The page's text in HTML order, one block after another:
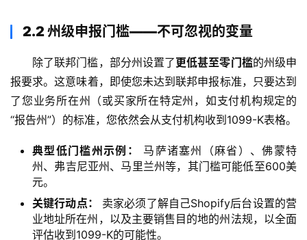
2.2 州级申报门槛——不可忽视的变量
除了联邦门槛，部分州设置了更低甚至零门槛的州级申
报要求。这意味着，即使您未达到联邦申报标准，只要达到
了您业务所在州（或买家所在特定州，如支付机构规定的
“报告州”）的标准，您依然会从支付机构收到1099-K表格。
典型低门槛州示例：
马萨诸塞州（麻省）、佛蒙特
州、弗吉尼亚州、马里兰州等，其门槛可能低至600美
元。
关键行动点：
卖家必须了解自己Shopify后台设置的营
业地址所在州，以及主要销售目的地的州法规，以全面
评估收到1099-K的可能性。